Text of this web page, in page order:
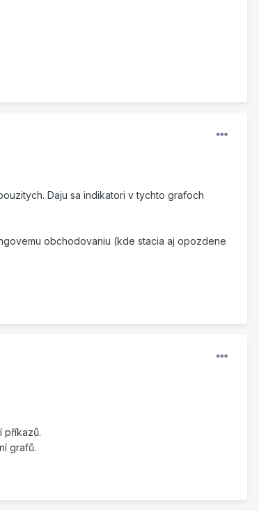
Daju sa indikatori v tychto grafoch
obchodovaniu (kde stacia aj opozdene
příkazů.
grafů.